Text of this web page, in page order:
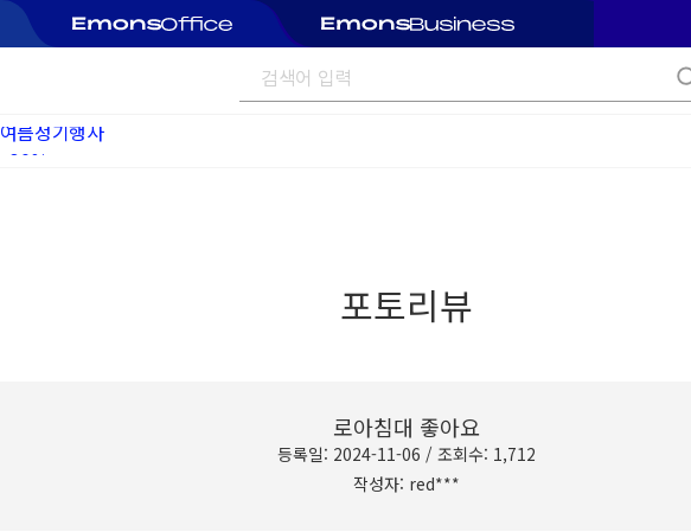
~30%
여름정기행사
포토리뷰
로아침대 좋아요
등록일: 2024-11-06 / 조회수: 1,712
작성자: red***